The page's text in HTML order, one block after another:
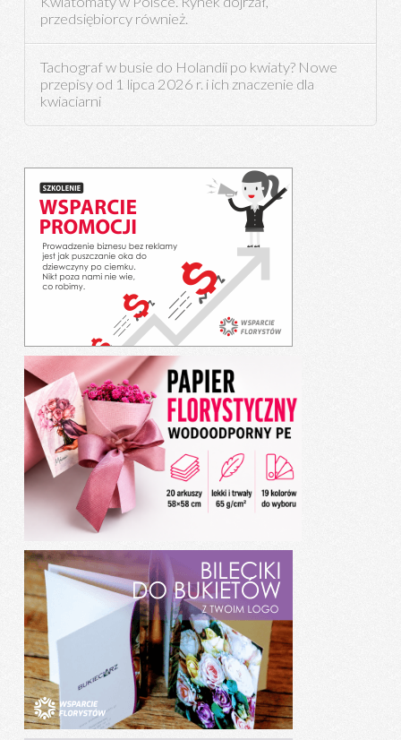
przedsiębiorcy również.
Tachograf w busie do Holandii po kwiaty? Nowe
przepisy od 1 lipca 2026 r. i ich znaczenie dla
kwiaciarni